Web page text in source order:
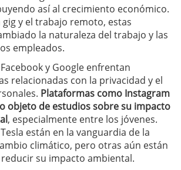
así al crecimiento económico.
gig y el trabajo remoto, estas
la naturaleza del trabajo y las
empleados.
y Google enfrentan
relacionadas con la privacidad y el
Plataformas como Instagram
objeto de estudios sobre su impacto
, especialmente entre los jóvenes.
están en la vanguardia de la
climático, pero otras aún están
su impacto ambiental.